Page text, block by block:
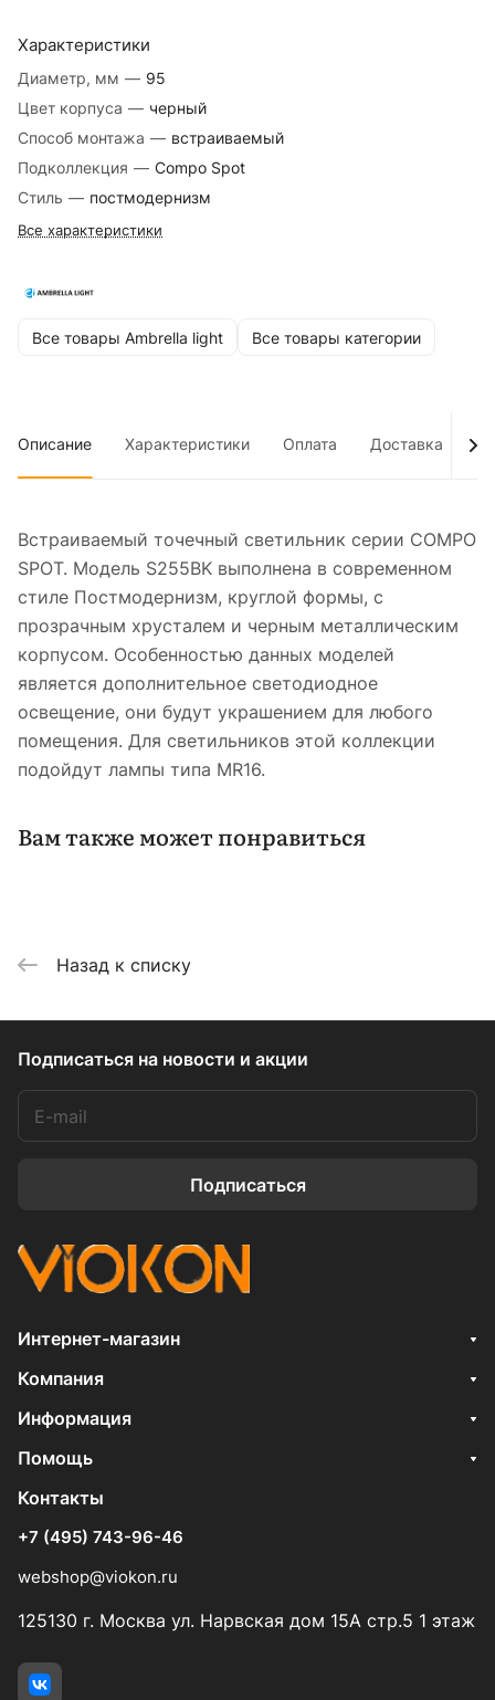
Характеристики
Диаметр, мм — 95
Цвет корпуса — черный
Способ монтажа — встраиваемый
Подколлекция — Compo Spot
Стиль — постмодернизм
Все характеристики
Все товары Ambrella light Все товары категории
Описание Характеристики Оплата Доставка
Встраиваемый точечный светильник серии COMPO
SPOT. Модель S255BK выполнена в современном
стиле Постмодернизм, круглой формы, с
прозрачным хрусталем и черным металлическим
корпусом. Особенностью данных моделей
является дополнительное светодиодное
освещение, они будут украшением для любого
помещения. Для светильников этой коллекции
подойдут лампы типа MR16.
Вам также может понравиться
Назад к списку
Подписаться на новости и акции
Подписаться
Интернет-магазин
Компания
Информация
Помощь
Контакты
+7 (495) 743-96-46
webshop@viokon.ru
125130 г. Москва ул. Нарвская дом 15А стр.5 1 этаж